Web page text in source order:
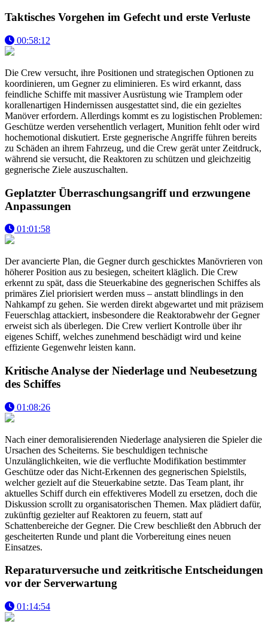
Taktisches Vorgehen im Gefecht und erste Verluste
00:58:12
Die Crew versucht, ihre Positionen und strategischen Optionen zu
koordinieren, um Gegner zu eliminieren. Es wird erkannt, dass
feindliche Schiffe mit massiver Ausrüstung wie Tramplem oder
korallenartigen Hindernissen ausgestattet sind, die ein gezieltes
Manöver erfordern. Allerdings kommt es zu logistischen Problemen:
Geschütze werden versehentlich verlagert, Munition fehlt oder wird
hochemotional diskutiert. Erste gegnerische Angriffe führen bereits
zu Schäden an ihrem Fahrzeug, und die Crew gerät unter Zeitdruck,
während sie versucht, die Reaktoren zu schützen und gleichzeitig
gegnerische Ziele auszuschalten.
Geplatzter Überraschungsangriff und erzwungene
Anpassungen
01:01:58
Der avancierte Plan, die Gegner durch geschicktes Manövrieren von
höherer Position aus zu besiegen, scheitert kläglich. Die Crew
erkennt zu spät, dass die Steuerkabine des gegnerischen Schiffes als
primäres Ziel priorisiert werden muss – anstatt blindlings in den
Nahkampf zu gehen. Sie werden direkt abgewartet und mit präzisem
Feuerschlag attackiert, insbesondere die Reaktorabwehr der Gegner
erweist sich als überlegen. Die Crew verliert Kontrolle über ihr
eigenes Schiff, welches zunehmend beschädigt wird und keine
effiziente Gegenwehr leisten kann.
Kritische Analyse der Niederlage und Neubesetzung
des Schiffes
01:08:26
Nach einer demoralisierenden Niederlage analysieren die Spieler die
Ursachen des Scheiterns. Sie beschuldigen technische
Unzulänglichkeiten, wie die verfluchte Modifikation bestimmter
Geschütze oder das Nicht-Erkennen des gegnerischen Spielstils,
welcher gezielt auf die Steuerkabine setzte. Das Team plant, ihr
aktuelles Schiff durch ein effektiveres Modell zu ersetzen, doch die
Diskussion scrollt zu organisatorischen Themen. Max plädiert dafür,
zukünftig gezielter auf Reaktoren zu feuern, statt auf
Schattenbereiche der Gegner. Die Crew beschließt den Abbruch der
gescheiterten Runde und plant die Vorbereitung eines neuen
Einsatzes.
Reparaturversuche und zeitkritische Entscheidungen
vor der Serverwartung
01:14:54